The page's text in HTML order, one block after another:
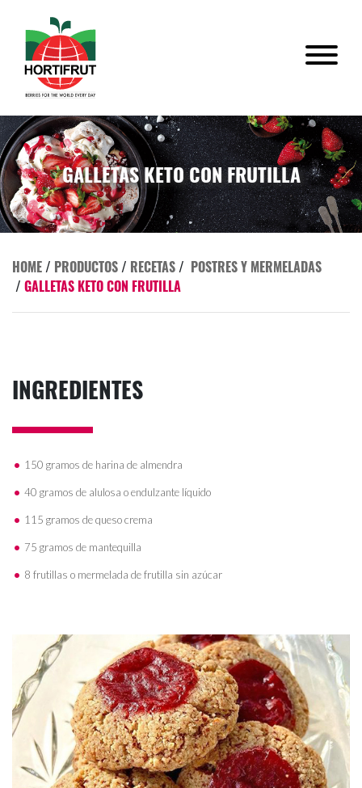
GALLETAS KETO CON FRUTILLA
HOME/ PRODUCTOS/ RECETAS/ POSTRES Y MERMELADAS
/ GALLETAS KETO CON FRUTILLA
INGREDIENTES
150 gramos de harina de almendra
40 gramos de alulosa o endulzante líquido
115 gramos de queso crema
75 gramos de mantequilla
8 frutillas o mermelada de frutilla sin azúcar